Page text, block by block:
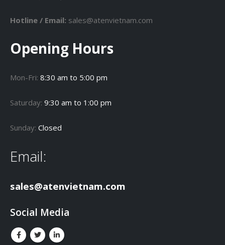
Hotline / Email: sales@atenvietnam.com
Opening Hours
Mon-Fri: 8:30 am to 5:00 pm
Saturday: 9:30 am to 1:00 pm
Sunday: Closed
Email:
sales@atenvietnam.com
Social Media